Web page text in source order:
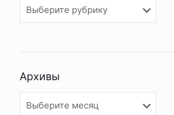
Архивы